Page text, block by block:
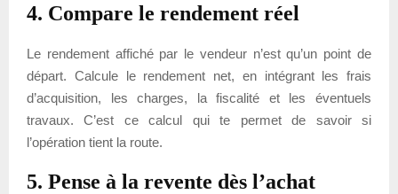
4. Compare le rendement réel
Le rendement affiché par le vendeur n’est qu’un point de
départ. Calcule le rendement net, en intégrant les frais
d’acquisition, les charges, la fiscalité et les éventuels
travaux. C’est ce calcul qui te permet de savoir si
l’opération tient la route.
5. Pense à la revente dès l’achat